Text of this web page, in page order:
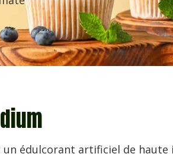
un édulcorant artificiel de